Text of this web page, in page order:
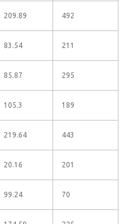
209.89 492
83.54 211
85.87 295
105.3 189
219.64 443
20.16 201
99.24 70